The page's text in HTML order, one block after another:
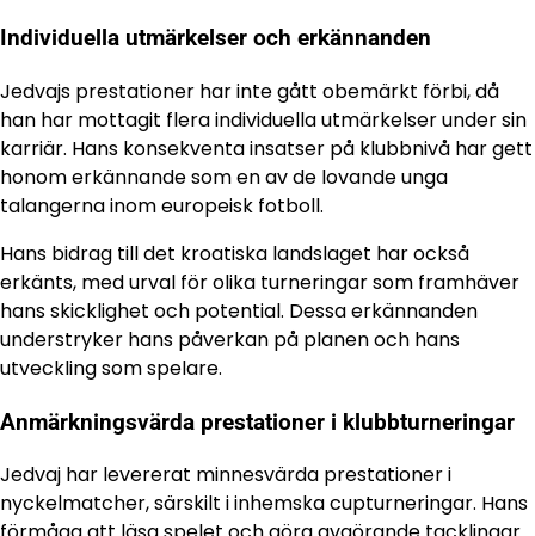
Individuella utmärkelser och erkännanden
Jedvajs prestationer har inte gått obemärkt förbi, då
han har mottagit flera individuella utmärkelser under sin
karriär. Hans konsekventa insatser på klubbnivå har gett
honom erkännande som en av de lovande unga
talangerna inom europeisk fotboll.
Hans bidrag till det kroatiska landslaget har också
erkänts, med urval för olika turneringar som framhäver
hans skicklighet och potential. Dessa erkännanden
understryker hans påverkan på planen och hans
utveckling som spelare.
Anmärkningsvärda prestationer i klubbturneringar
Jedvaj har levererat minnesvärda prestationer i
nyckelmatcher, särskilt i inhemska cupturneringar. Hans